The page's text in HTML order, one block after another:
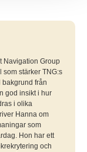
Navigation Group
som stärker TNG:s
bakgrund från
god insikt i hur
i olika
Hanna om
som
Hon har ett
och